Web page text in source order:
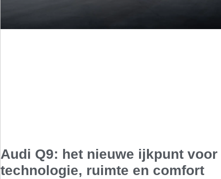
Audi Q9: het nieuwe ijkpunt voor
technologie, ruimte en comfort